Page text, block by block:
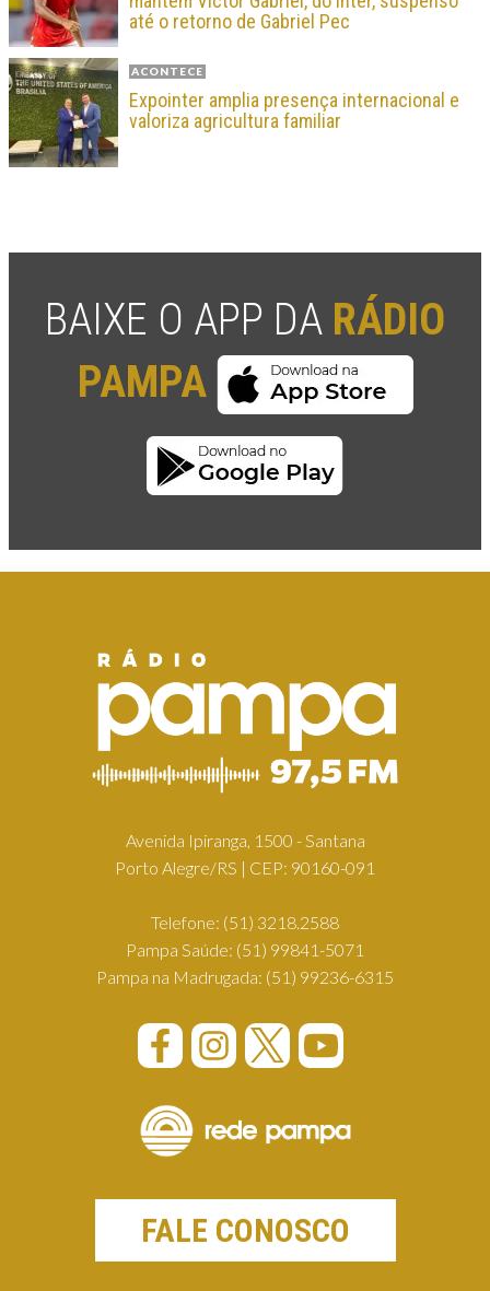
até o retorno de Gabriel Pec
ACONTECE
Expointer amplia presença internacional e
valoriza agricultura familiar
BAIXE O APP DA RÁDIO
PAMPA
Avenida Ipiranga, 1500 - Santana
Porto Alegre/RS | CEP: 90160-091
Telefone: (51) 3218.2588
Pampa Saúde: (51) 99841-5071
Pampa na Madrugada: (51) 99236-6315
FALE CONOSCO